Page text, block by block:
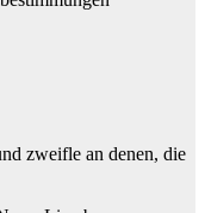
zweifle an denen, die